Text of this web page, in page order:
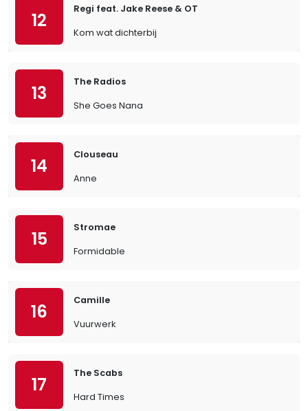
12
Regi feat. Jake Reese & OT
Kom wat dichterbij
13
The Radios
She Goes Nana
14
Clouseau
Anne
15
Stromae
Formidable
16
Camille
Vuurwerk
17
The Scabs
Hard Times